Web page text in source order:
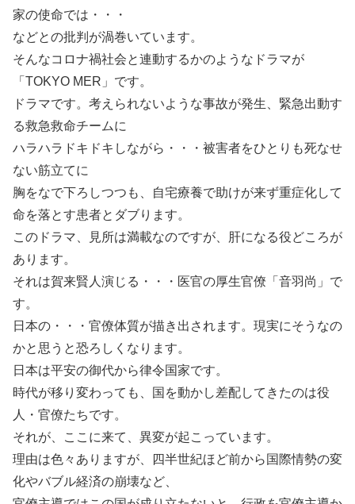
家の使命では・・・
などとの批判が渦巻いています。
そんなコロナ禍社会と連動するかのようなドラマが
「TOKYO MER」です。
ドラマです。考えられないような事故が発生、緊急出動す
る救急救命チームに
ハラハラドキドキしながら・・・被害者をひとりも死なせ
ない筋立てに
胸をなで下ろしつつも、自宅療養で助けが来ず重症化して
命を落とす患者とダブります。
このドラマ、見所は満載なのですが、肝になる役どころが
あります。
それは賀来賢人演じる・・・医官の厚生官僚「音羽尚」で
す。
日本の・・・官僚体質が描き出されます。現実にそうなの
かと思うと恐ろしくなります。
日本は平安の御代から律令国家です。
時代が移り変わっても、国を動かし差配してきたのは役
人・官僚たちです。
それが、ここに来て、異変が起こっています。
理由は色々ありますが、四半世紀ほど前から国際情勢の変
化やバブル経済の崩壊など、